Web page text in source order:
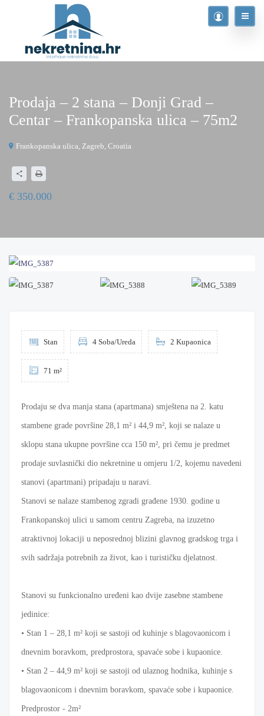
Prodaja – 2 stana – Donji Grad –
Centar – Frankopanska ulica – 75m2
Frankopanska ulica, Zagreb, Croatia
€ 350.000
Stan 4 Soba/Ureda 2 Kupaonica
71 m²
Prodaju se dva manja stana (apartmana) smještena na 2. katu
stambene grade površine 28,1 m² i 44,9 m², koji se nalaze u
sklopu stana ukupne površine cca 150 m², pri čemu je predmet
prodaje suvlasnički dio nekretnine u omjeru 1/2, kojemu navedeni
stanovi (apartmani) pripadaju u naravi.
Stanovi se nalaze stambenog zgradi građene 1930. godine u
Frankopanskoj ulici u samom centru Zagreba, na izuzetno
atraktivnoj lokaciji u neposrednoj blizini glavnog gradskog trga i
svih sadržaja potrebnih za život, kao i turističku djelatnost.
Stanovi su funkcionalno uređeni kao dvije zasebne stambene
jedinice:
• Stan 1 – 28,1 m² koji se sastoji od kuhinje s blagovaonicom i
dnevnim boravkom, predprostora, spavaće sobe i kupaonice.
• Stan 2 – 44,9 m² koji se sastoji od ulaznog hodnika, kuhinje s
blagovaonicom i dnevnim boravkom, spavaće sobe i kupaonice.
Predprostor - 2m²